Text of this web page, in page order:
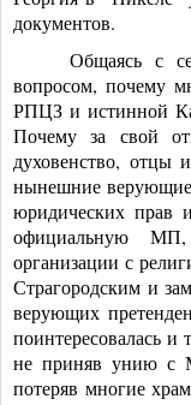
документов.
Общаясь с
вопросом, почему
РПЦЗ и истинной
Почему за свой
духовенство, отцы
нынешние верующие
юридических прав
официальную МП,
организации с
Страгородским и
верующих
поинтересовалась
не приняв унию с
потеряв многие